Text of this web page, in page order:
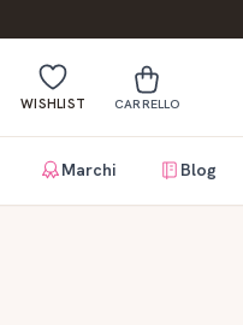
WISHLIST CARRELLO
Marchi Blog